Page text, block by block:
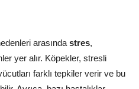
arasında stres,
yer alır. Köpekler, stresli
farklı tepkiler verir ve bu